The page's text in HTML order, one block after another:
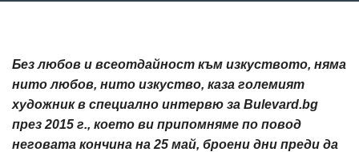
Без любов и всеотдайност към изкуството, няма
нито любов, нито изкуство, каза големият
художник в специално интервю за Bulevard.bg
през 2015 г., което ви припомняме по повод
неговата кончина на 25 май, броени дни преди да